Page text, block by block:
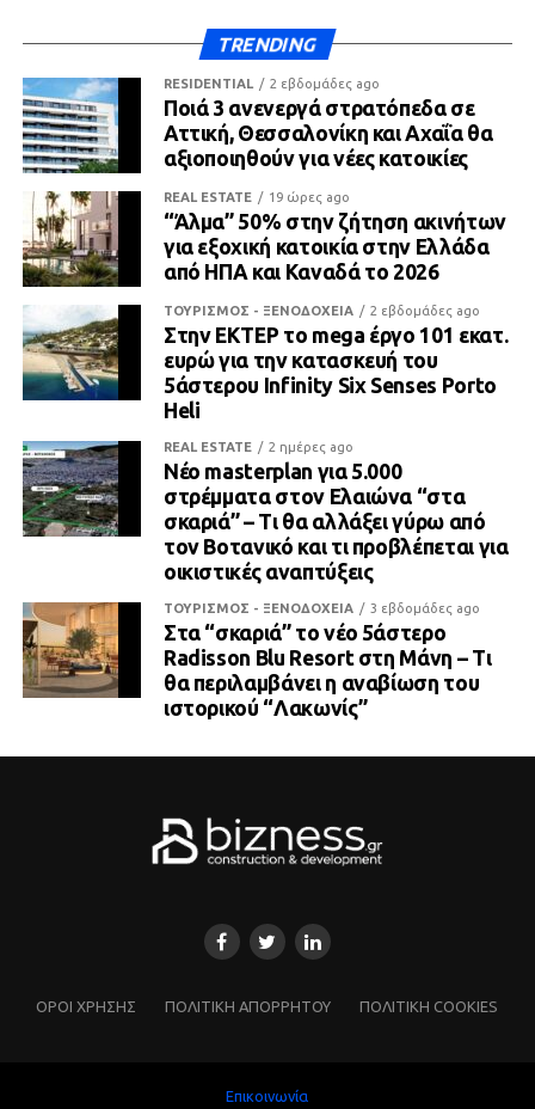
TRENDING
RESIDENTIAL 2 εβδομάδες ago
Ποιά 3 ανενεργά στρατόπεδα σε
Αττική, Θεσσαλονίκη και Αχαΐα θα
αξιοποιηθούν για νέες κατοικίες
REAL ESTATE 19 ώρες ago
“Άλμα” 50% στην ζήτηση ακινήτων
για εξοχική κατοικία στην Ελλάδα
από ΗΠΑ και Καναδά το 2026
ΤΟΥΡΙΣΜΟΣ - ΞΕΝΟΔΟΧΕΙΑ 2 εβδομάδες ago
Στην ΕΚΤΕΡ το mega έργο 101 εκατ.
ευρώ για την κατασκευή του
5άστερου Infinity Six Senses Porto
Heli
REAL ESTATE 2 ημέρες ago
Νέο masterplan για 5.000
στρέμματα στον Ελαιώνα “στα
σκαριά” – Τι θα αλλάξει γύρω από
τον Βοτανικό και τι προβλέπεται για
οικιστικές αναπτύξεις
ΤΟΥΡΙΣΜΟΣ - ΞΕΝΟΔΟΧΕΙΑ 3 εβδομάδες ago
Στα “σκαριά” το νέο 5άστερο
Radisson Blu Resort στη Μάνη – Τι
θα περιλαμβάνει η αναβίωση του
ιστορικού “Λακωνίς”
ΌΡΟΙ ΧΡΗΣΗΣ ΠΟΛΙΤΙΚΗ ΑΠΟΡΡΗΤΟΥ ΠΟΛΙΤΙΚΗ COOKIES
Επικοινωνία